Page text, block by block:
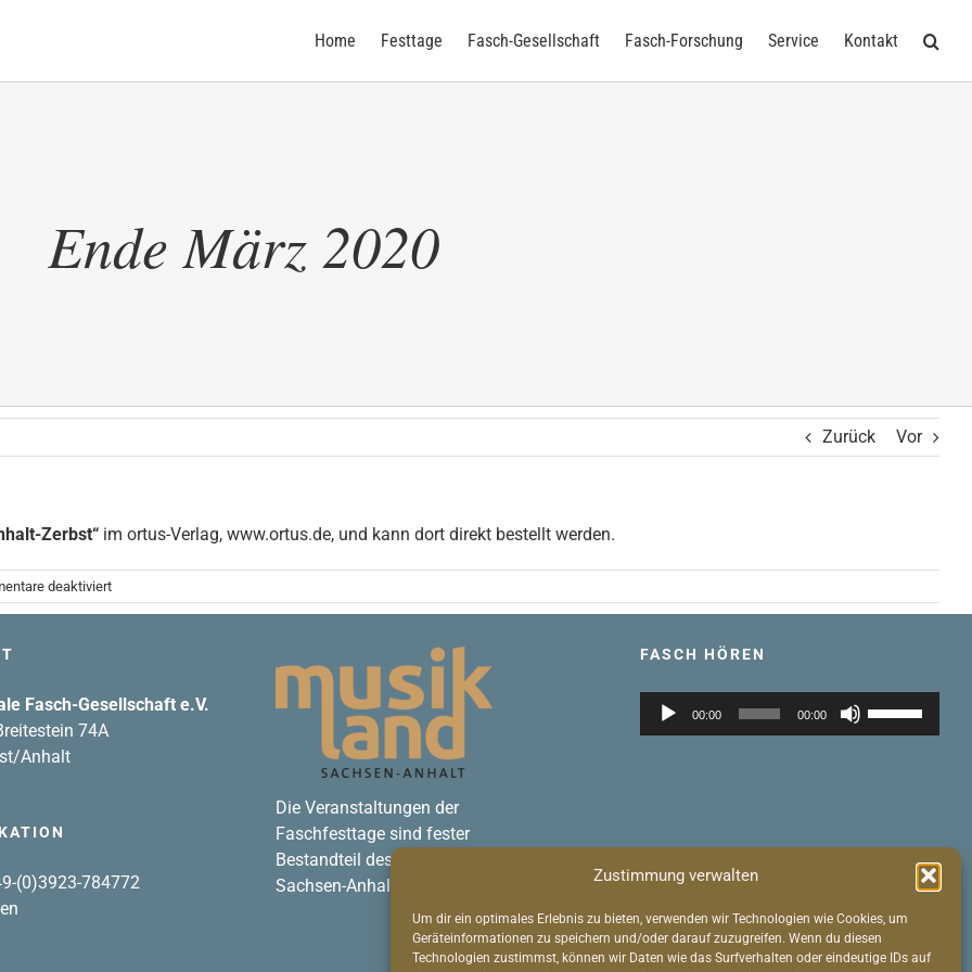
Zustimmung verwalten
Um dir ein optimales Erlebnis zu bieten, verwenden wir Technologien wie Cookies, um
Geräteinformationen zu speichern und/oder darauf zuzugreifen. Wenn du diesen
Technologien zustimmst, können wir Daten wie das Surfverhalten oder eindeutige IDs auf
Home Festtage Fasch-Gesellschaft Fasch-Forschung Service Kontakt
Ende März 2020
Zurück Vor
Zerbst“ im ortus-Verlag, www.ortus.de, und kann dort direkt bestellt werden.
deaktiviertfür
Ende
Fasch-Gesellschaft e.V.
74A
Anhalt
(0)3923-784772
Die Veranstaltungen der
Faschfesttage sind fester
Bestandteil des Musiklandes
Sachsen-Anhalt.
FASCH HÖREN
Audio-
00:00 00:00
regeln.